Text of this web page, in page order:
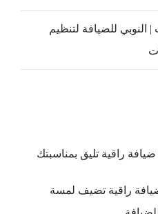
للضيافة لتنظيم
راقية تليق بمناسبتك
راقية تضيف لمسة